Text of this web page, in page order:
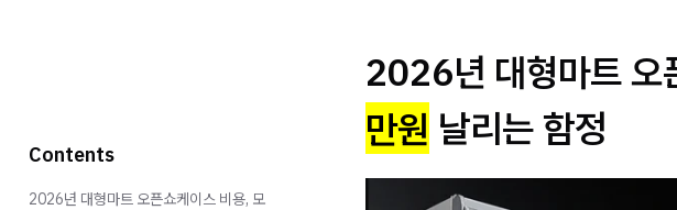
2026년 대형마트 오
만원 날리는 함정
Contents
2026년 대형마트 오픈쇼케이스 비용, 모